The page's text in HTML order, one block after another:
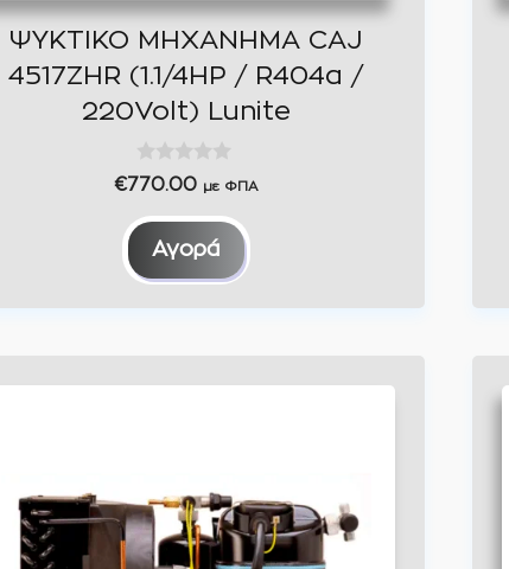
ΨΥΚΤΙΚΟ ΜΗΧΑΝΗΜΑ CAJ
4517ZHR (1.1/4HP / R404a /
220Volt) Lunite
0
o
u
t
5
€770.00 με ΦΠΑ
Αγορά